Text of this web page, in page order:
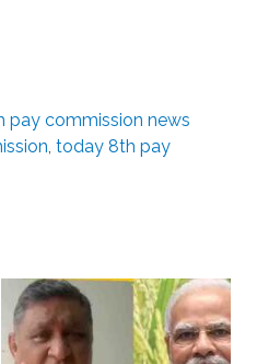
pay commission news
, today 8th pay